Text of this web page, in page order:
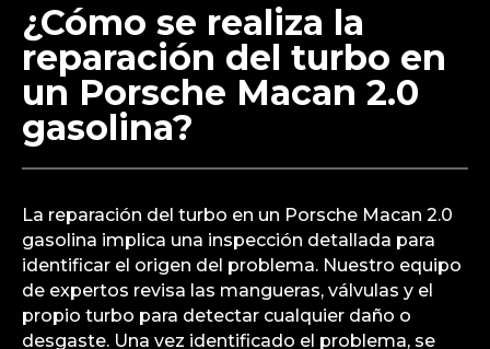
¿Cómo se realiza la
reparación del turbo en
un Porsche Macan 2.0
gasolina?
La reparación del turbo en un Porsche Macan 2.0
gasolina implica una inspección detallada para
identificar el origen del problema. Nuestro equipo
de expertos revisa las mangueras, válvulas y el
propio turbo para detectar cualquier daño o
desgaste. Una vez identificado el problema, se